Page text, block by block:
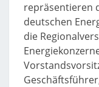
repräsentieren
deutschen
die